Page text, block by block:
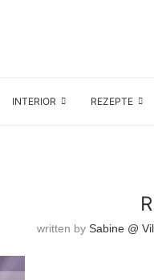
INTERIOR REZEPTE
written by Sabine @